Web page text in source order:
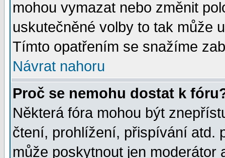
mohou vymazat nebo změnit
uskutečněné volby to tak může
Tímto opatřením se snažíme
Návrat nahoru
Proč se nemohu dostat k
Některá fóra mohou být
čtení, prohlížení, přispívání atd.
může poskytnout jen moderátor